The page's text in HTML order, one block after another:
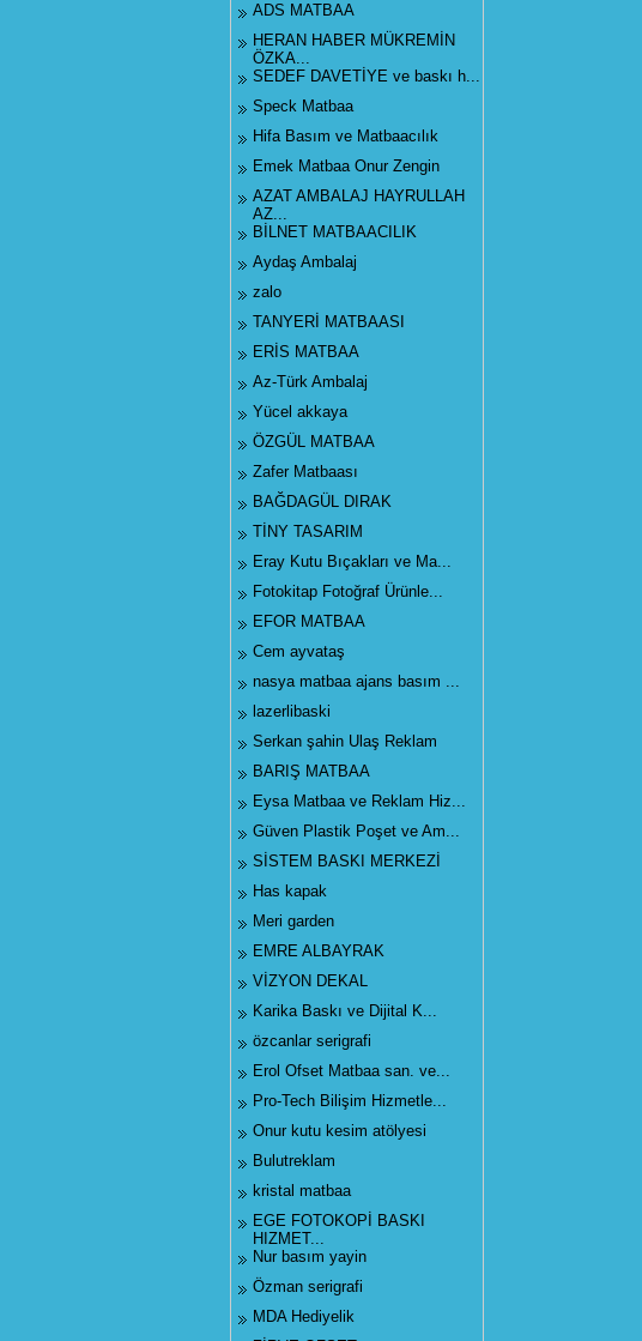
ADS MATBAA
HERAN HABER MÜKREMİN
ÖZKA...
SEDEF DAVETİYE ve baskı h...
Speck Matbaa
Hifa Basım ve Matbaacılık
Emek Matbaa Onur Zengin
AZAT AMBALAJ HAYRULLAH
AZ...
BİLNET MATBAACILIK
Aydaş Ambalaj
zalo
TANYERİ MATBAASI
ERİS MATBAA
Az-Türk Ambalaj
Yücel akkaya
ÖZGÜL MATBAA
Zafer Matbaası
BAĞDAGÜL DIRAK
TİNY TASARIM
Eray Kutu Bıçakları ve Ma...
Fotokitap Fotoğraf Ürünle...
EFOR MATBAA
Cem ayvataş
nasya matbaa ajans basım ...
lazerlibaski
Serkan şahin Ulaş Reklam
BARIŞ MATBAA
Eysa Matbaa ve Reklam Hiz...
Güven Plastik Poşet ve Am...
SİSTEM BASKI MERKEZİ
Has kapak
Meri garden
EMRE ALBAYRAK
VİZYON DEKAL
Karika Baskı ve Dijital K...
özcanlar serigrafi
Erol Ofset Matbaa san. ve...
Pro-Tech Bilişim Hizmetle...
Onur kutu kesim atölyesi
Bulutreklam
kristal matbaa
EGE FOTOKOPİ BASKI
HIZMET...
Nur basım yayin
Özman serigrafi
MDA Hediyelik